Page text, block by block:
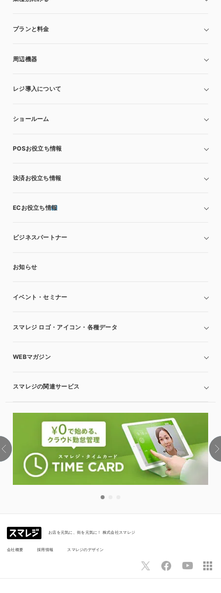
プランと料金
周辺機器
レジ導入について
ショールーム
POSお役立ち情報
決済お役立ち情報
ECお役立ち情報
ビジネスパートナー
お知らせ
イベント・セミナー
スマレジ ロゴ・アイコン・各種データ
WEBマガジン
スマレジの関連サービス
お店を元気に、街を元気に！ 株式会社スマレジ
会社概要 採用情報 スマレジのデザイン